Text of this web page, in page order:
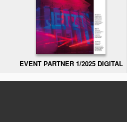
EVENT PARTNER 1/2025 DIGITAL